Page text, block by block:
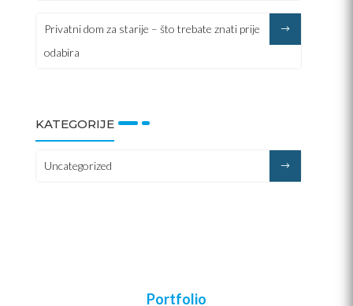
Privatni dom za starije – što trebate znati prije
odabira
KATEGORIJE
Uncategorized
Portfolio